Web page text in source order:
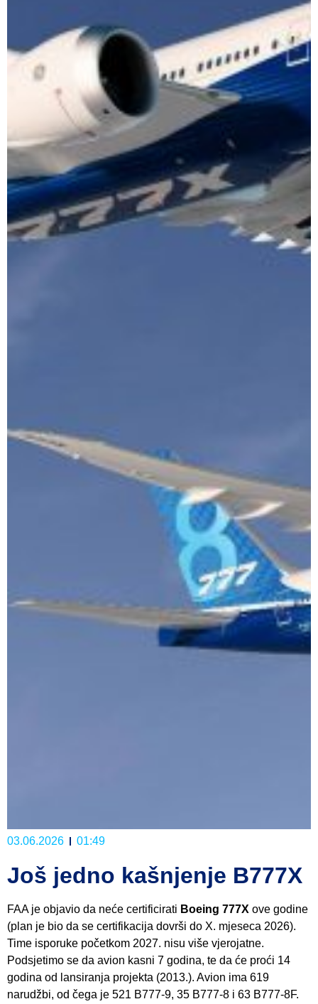
03.06.2026 01:49
Još jedno kašnjenje B777X
FAA je objavio da neće certificirati Boeing 777X ove godine
(plan je bio da se certifikacija dovrši do X. mjeseca 2026).
Time isporuke početkom 2027. nisu više vjerojatne.
Podsjetimo se da avion kasni 7 godina, te da će proći 14
godina od lansiranja projekta (2013.). Avion ima 619
narudžbi, od čega je 521 B777-9, 35 B777-8 i 63 B777-8F.